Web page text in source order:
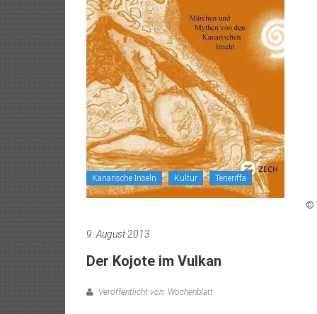
Kanarische Inseln Kultur Teneriffa
©
9. August 2013
Der Kojote im Vulkan
Veröffentlicht von: Wochenblatt